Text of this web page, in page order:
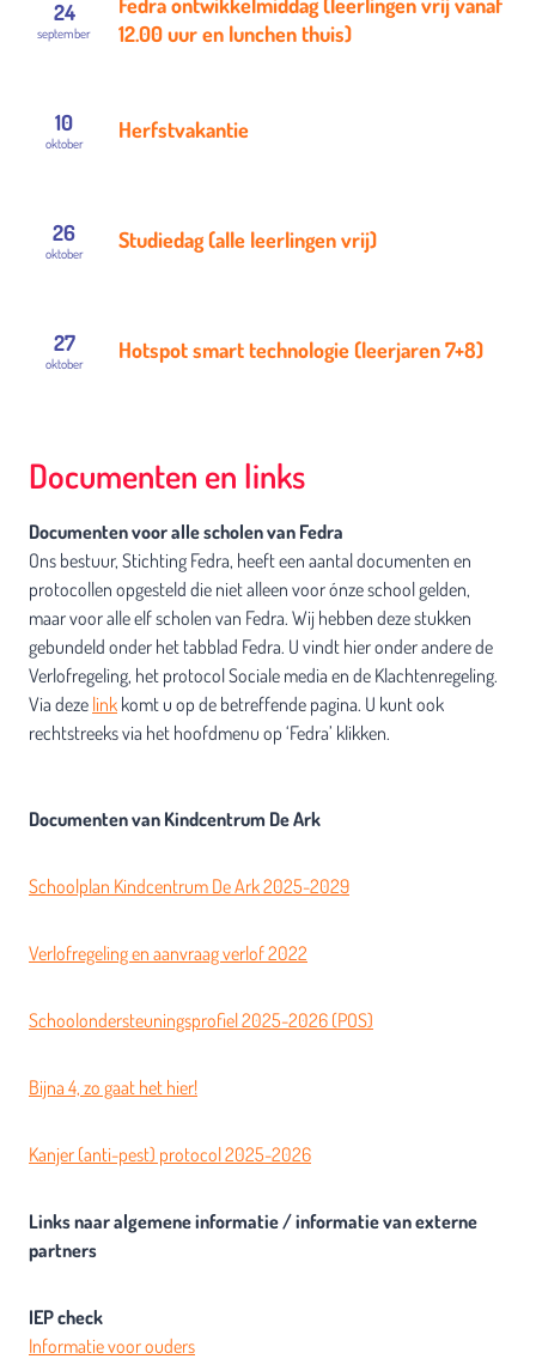
24
september
12.00 uur en lunchen thuis)
10
oktober
Herfstvakantie
26
oktober
Studiedag (alle leerlingen vrij)
27
oktober
Hotspot smart technologie (leerjaren 7+8)
Documenten en links
Documenten voor alle scholen van Fedra
Ons bestuur, Stichting Fedra, heeft een aantal documenten en
protocollen opgesteld die niet alleen voor ónze school gelden,
maar voor alle elf scholen van Fedra. Wij hebben deze stukken
gebundeld onder het tabblad Fedra. U vindt hier onder andere de
Verlofregeling, het protocol Sociale media en de Klachtenregeling.
Via deze link komt u op de betreffende pagina. U kunt ook
rechtstreeks via het hoofdmenu op ‘Fedra’ klikken.
Documenten van Kindcentrum De Ark
Schoolplan Kindcentrum De Ark 2025-2029
Verlofregeling en aanvraag verlof 2022
Schoolondersteuningsprofiel 2025-2026 (POS)
Bijna 4, zo gaat het hier!
Kanjer (anti-pest) protocol 2025-2026
Links naar algemene informatie / informatie van externe
partners
IEP check
Informatie voor ouders